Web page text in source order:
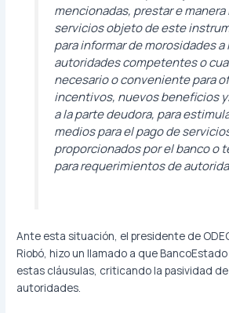
mencionadas, prestar e
servicios objeto de este
para informar de morosidades a
autoridades competentes o
necesario o conveniente para
incentivos, nuevos beneficios
a la parte deudora, para
medios para el pago de
proporcionados por el banco o
para requerimientos de
Ante esta situación, el presidente de
Riobó, hizo un llamado a que
estas cláusulas, criticando la pasividad
autoridades.